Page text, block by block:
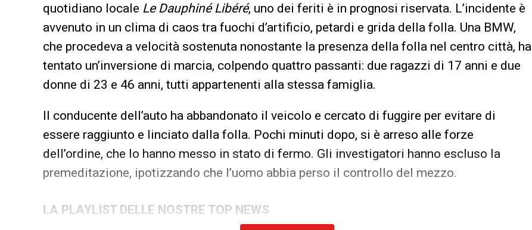
quotidiano locale Le Dauphiné Libéré, uno dei feriti è in prognosi riservata. L’incidente è
avvenuto in un clima di caos tra fuochi d’artificio, petardi e grida della folla. Una BMW,
che procedeva a velocità sostenuta nonostante la presenza della folla nel centro città, ha
tentato un’inversione di marcia, colpendo quattro passanti: due ragazzi di 17 anni e due
donne di 23 e 46 anni, tutti appartenenti alla stessa famiglia.
Il conducente dell’auto ha abbandonato il veicolo e cercato di fuggire per evitare di
essere raggiunto e linciato dalla folla. Pochi minuti dopo, si è arreso alle forze
dell’ordine, che lo hanno messo in stato di fermo. Gli investigatori hanno escluso la
premeditazione, ipotizzando che l’uomo abbia perso il controllo del mezzo.
LA PLAYLIST DELLE NOSTRE TOP NEWS